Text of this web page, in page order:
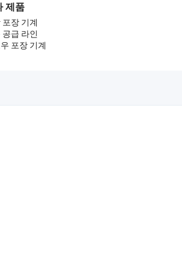
제품
포장 기계
공급 라인
포장 기계